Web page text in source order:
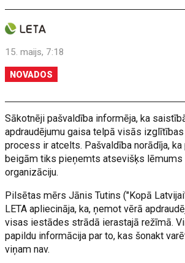
15. maijs, 7:18
NOVADOS
Sākotnēji pašvaldība informēja, ka
apdraudējumu gaisa telpā visās
process ir atcelts. Pašvaldība norādīja, ka
beigām tiks pieņemts atsevišķs lēmums
organizāciju.
Pilsētas mērs Jānis Tutins ("Kopā
LETA apliecināja, ka, ņemot vērā
visas iestādes strādā ierastajā režīmā.
papildu informācija par to, kas šonakt
viņam nav.